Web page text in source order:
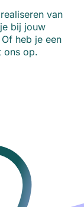
van
bij jouw
heb je een
ons op.